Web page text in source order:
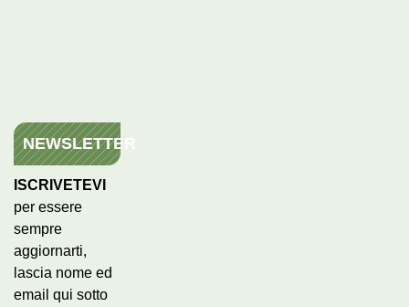
NEWSLETTER
ISCRIVETEVI
per essere
sempre
aggiornarti,
lascia nome ed
email qui sotto